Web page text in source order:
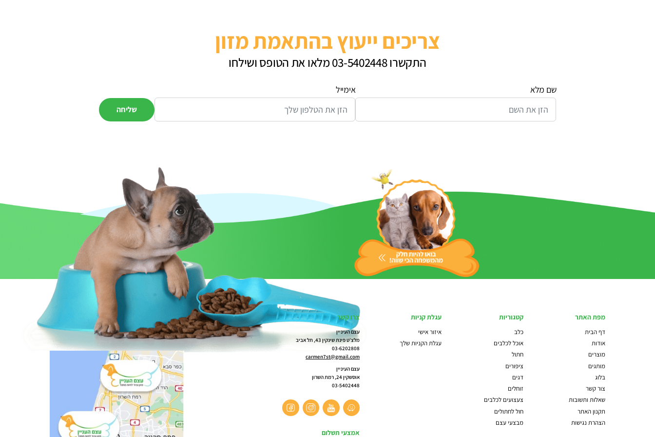
צריכים ייעוץ בהתאמת מזון
התקשרו 03-5402448 מלאו את הטופס ושילחו
שם מלא אימייל
מפת האתר
דף הבית
אודות
מוצרים
מותגים
בלוג
צור קשר
שאלות ותשובות
תקנון האתר
הצהרת נגישות
קטגוריות
כלב
אוכל לכלבים
חתול
ציפורים
דגים
זוחלים
צעצועים לכלבים
חול לחתולים
מבצעי עצם
עגלת קניות
איזור אישי
עגלת הקניות שלך
צרו קשר
עצם העיניין
מלצ'ט פינת שינקין 43, תל אביב
03-6202808
carmen7st@gmail.com
עצם העיניין
אוסשקין 24, רמת השרון
03-5402448
אמצעי תשלום